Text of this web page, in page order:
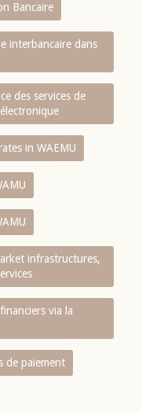
Bancaire
interbancaire dans
des services de
in WAEMU
infrastructures,
via la
de paiement